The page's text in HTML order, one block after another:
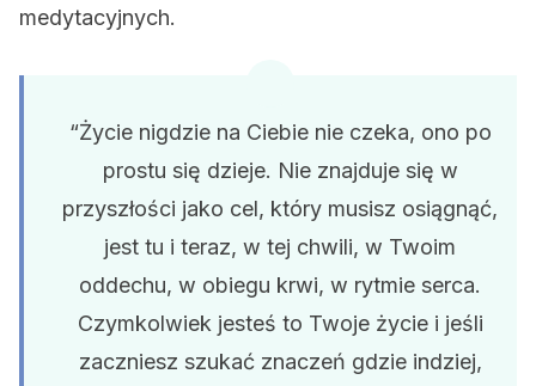
medytacyjnych.
“Życie nigdzie na Ciebie nie czeka, ono po
prostu się dzieje. Nie znajduje się w
przyszłości jako cel, który musisz osiągnąć,
jest tu i teraz, w tej chwili, w Twoim
oddechu, w obiegu krwi, w rytmie serca.
Czymkolwiek jesteś to Twoje życie i jeśli
zaczniesz szukać znaczeń gdzie indziej,